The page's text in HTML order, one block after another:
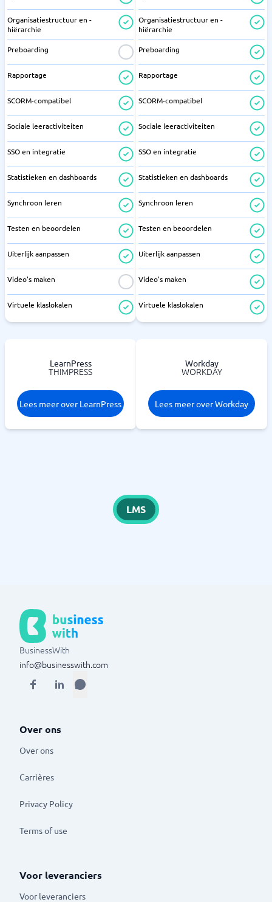
Organisatiestructuur en -
hiërarchie
Preboarding
Rapportage
SCORM-compatibel
Sociale leeractiviteiten
SSO en integratie
Statistieken en dashboards
Synchroon leren
Testen en beoordelen
Uiterlijk aanpassen
Video's maken
Virtuele klaslokalen
Organisatiestructuur en -
hiërarchie
Preboarding
Rapportage
SCORM-compatibel
Sociale leeractiviteiten
SSO en integratie
Statistieken en dashboards
Synchroon leren
Testen en beoordelen
Uiterlijk aanpassen
Video's maken
Virtuele klaslokalen
LearnPress
THIMPRESS
Lees meer over LearnPress
Workday
WORKDAY
Lees meer over Workday
LMS
BusinessWith
info@businesswith.com
Over ons
Over ons
Carrières
Privacy Policy
Terms of use
Voor leveranciers
Voor leveranciers